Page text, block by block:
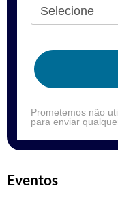
Prometemos não
para enviar
Eventos